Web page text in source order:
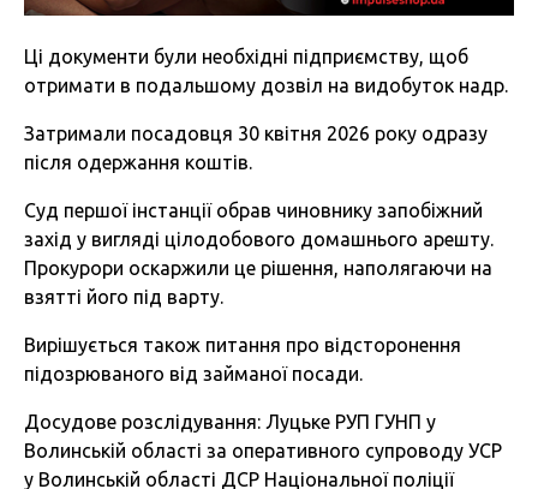
Ці документи були необхідні підприємству, щоб
отримати в подальшому дозвіл на видобуток надр.
Затримали посадовця 30 квітня 2026 року одразу
після одержання коштів.
Суд першої інстанції обрав чиновнику запобіжний
захід у вигляді цілодобового домашнього арешту.
Прокурори оскаржили це рішення, наполягаючи на
взятті його під варту.
Вирішується також питання про відсторонення
підозрюваного від займаної посади.
Досудове розслідування: Луцьке РУП ГУНП у
Волинській області за оперативного супроводу УСР
у Волинській області ДСР Національної поліції